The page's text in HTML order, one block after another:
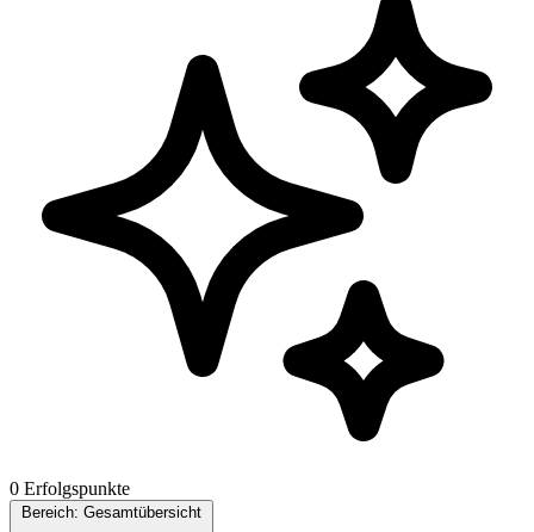
0 Erfolgspunkte
Bereich: Gesamtübersicht